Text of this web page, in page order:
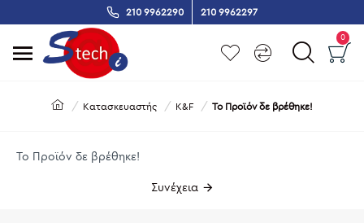
210 9962290 210 9962297
0
Κατασκευαστής K&F Το Προϊόν δε βρέθηκε!
Το Προϊόν δε βρέθηκε!
Συνέχεια